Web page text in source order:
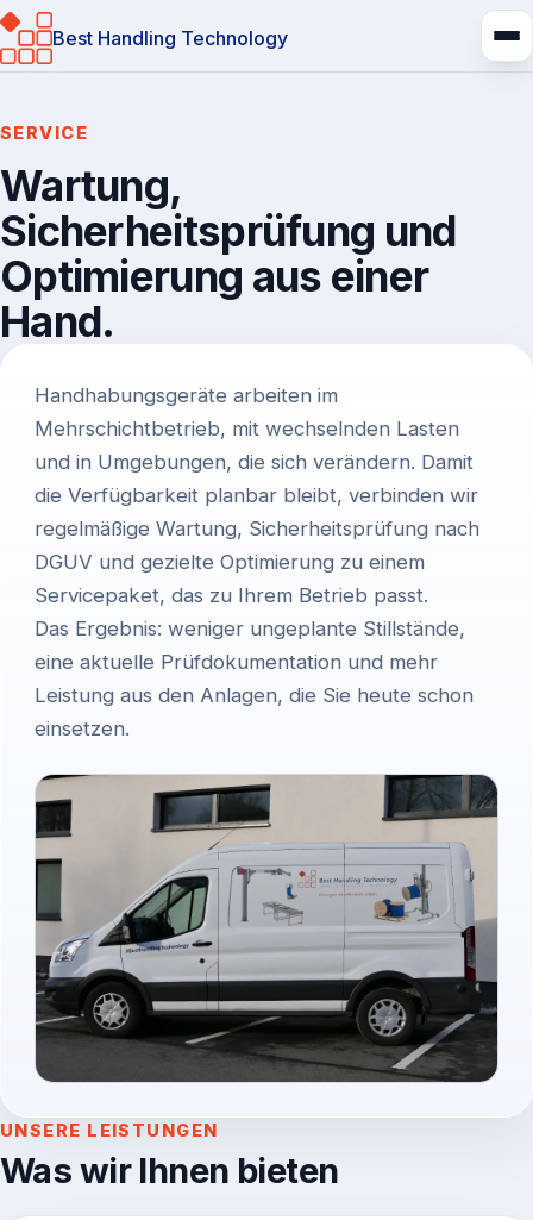
Best Handling Technology
SERVICE
Wartung,
Sicherheitsprüfung und
Optimierung aus einer
Hand.
Handhabungsgeräte arbeiten im
Mehrschichtbetrieb, mit wechselnden Lasten
und in Umgebungen, die sich verändern. Damit
die Verfügbarkeit planbar bleibt, verbinden wir
regelmäßige Wartung, Sicherheitsprüfung nach
DGUV und gezielte Optimierung zu einem
Servicepaket, das zu Ihrem Betrieb passt.
Das Ergebnis: weniger ungeplante Stillstände,
eine aktuelle Prüfdokumentation und mehr
Leistung aus den Anlagen, die Sie heute schon
einsetzen.
UNSERE LEISTUNGEN
Was wir Ihnen bieten